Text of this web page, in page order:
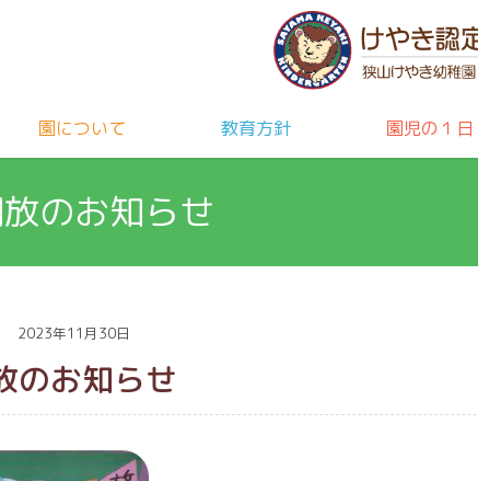
園について 教育方針 園児の１日
のお知らせ
2023年11月30日
のお知らせ